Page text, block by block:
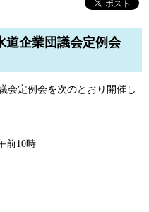
道企業団議会定例会
会定例会を次のとおり開催し
前10時